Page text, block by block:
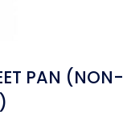
PAN (NON-